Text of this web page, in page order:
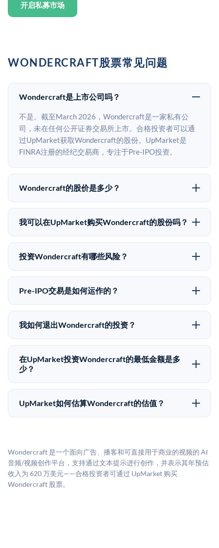
开启私募市场
WONDERCRAFT股票常见问题
Wondercraft是上市公司吗？
不是。截至March 2026，Wondercraft是一家私有公
司，未在任何公开证券交易所上市。合格投资者可以通
过UpMarket获取Wondercraft的股份。UpMarket是
FINRA注册的经纪交易商，专注于Pre-IPO投资。
Wondercraft的股价是多少？
Wondercraft没有公开股价，因为它是一家私有公司。最
近的已知股价来自其最近一轮融资。 二级市场上的Pre-
有所不同。
我可以在UpMarket购买Wondercraft的股份吗？
可以。合格投资者可以通过填写本页表单或在
upmarket.co创建账户来表达对Wondercraft股份的投资
为50,000美元。UpMarket是FINRA注册的经纪交易
商，自2019年以来已经纪超过5亿美元的另类投资。
投资Wondercraft有哪些风险？
Pre-IPO投资存在重大风险。Wondercraft的股份流动性
低，意味着没有公开市场可以快速出售。不存在确定的
应做好可能全部损失的准备。私有公司的估值在融资轮
次之间可能大幅波动。投资者应在投资前咨询其财务顾
Pre-IPO交易是如何运作的？
在Pre-IPO交易中，合格投资者通过二级市场平台从现有
股东（如员工、早期投资者或其他持有人）处购买股
为FINRA注册的经纪交易商促成这些交易，代表双方处
理合规、文件和结算事宜。
我如何退出Wondercraft的投资？
Pre-IPO持股主要有两种退出途径：在二级市场将股份出
售给其他买家，或持有直到公司完成IPO或被收购。两
种途径都受限于转让限制、公司批准（优先购买权）和
做好多年持有的准备。
在UpMarket投资Wondercraft的最低金额是多
少？
UpMarket上大多数Pre-IPO产品的最低投资金额为
50,000美元。具体金额可能因产品和股份供应情况而有
UpMarket如何估算Wondercraft的估值？
司可比倍数应用私有公司折扣，以反映流动性不足和信
息不对称。此估值不构成投资建议，可能与实际交易价
格存在重大差异。
Wondercraft 是一个面向广告、播客和可直接用于商业的视频的 AI
音频/视频创作平台，支持通过文本提示进行创作，并表示其年预估
收入为 620 万美元——合格投资者可通过 UpMarket 购买
Wondercraft 股票。